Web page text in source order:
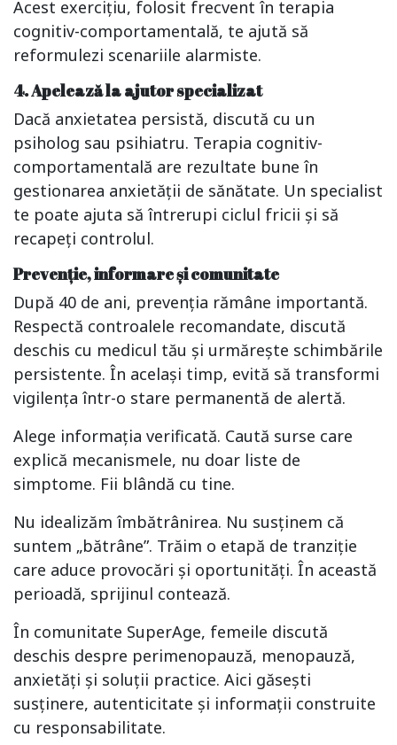
Acest exercițiu, folosit frecvent în terapia
cognitiv-comportamentală, te ajută să
reformulezi scenariile alarmiste.
4. Apelează la ajutor specializat
Dacă anxietatea persistă, discută cu un
psiholog sau psihiatru. Terapia cognitiv-
comportamentală are rezultate bune în
gestionarea anxietății de sănătate. Un specialist
te poate ajuta să întrerupi ciclul fricii și să
recapeți controlul.
Prevenție, informare și comunitate
După 40 de ani, prevenția rămâne importantă.
Respectă controalele recomandate, discută
deschis cu medicul tău și urmărește schimbările
persistente. În același timp, evită să transformi
vigilența într-o stare permanentă de alertă.
Alege informația verificată. Caută surse care
explică mecanismele, nu doar liste de
simptome. Fii blândă cu tine.
Nu idealizăm îmbătrânirea. Nu susținem că
suntem „bătrâne”. Trăim o etapă de tranziție
care aduce provocări și oportunități. În această
perioadă, sprijinul contează.
În comunitate SuperAge, femeile discută
deschis despre perimenopauză, menopauză,
anxietăți și soluții practice. Aici găsești
susținere, autenticitate și informații construite
cu responsabilitate.